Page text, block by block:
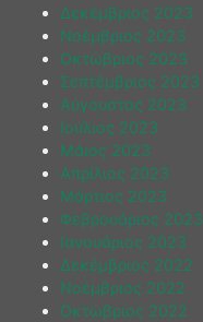
Δεκέμβριος 2023
Νοέμβριος 2023
Οκτώβριος 2023
Σεπτέμβριος 2023
Αύγουστος 2023
Ιούλιος 2023
Μάιος 2023
Απρίλιος 2023
Μάρτιος 2023
Φεβρουάριος 2023
Ιανουάριος 2023
Δεκέμβριος 2022
Νοέμβριος 2022
Οκτώβριος 2022